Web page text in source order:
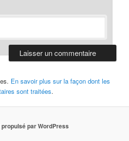
En savoir plus sur la façon dont les
sont traitées.
par WordPress